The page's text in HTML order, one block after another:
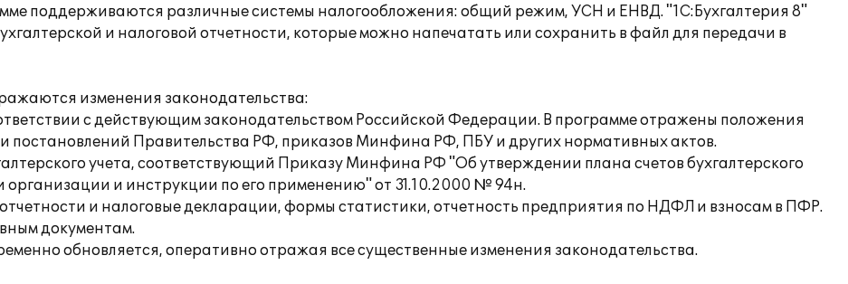
поддерживаются различные системы налогообложения: общий режим, УСН и ЕНВД. "1С:Бухгалтерия 8"
и налоговой отчетности, которые можно напечатать или сохранить в файл для передачи в
изменения законодательства:
с действующим законодательством Российской Федерации. В программе отражены положения
постановлений Правительства РФ, приказов Минфина РФ, ПБУ и других нормативных актов.
учета, соответствующий Приказу Минфина РФ "Об утверждении плана счетов бухгалтерского
и инструкции по его применению" от 31.10.2000 № 94н.
и налоговые декларации, формы статистики, отчетность предприятия по НДФЛ и взносам в ПФР.
документам.
обновляется, оперативно отражая все существенные изменения законодательства.